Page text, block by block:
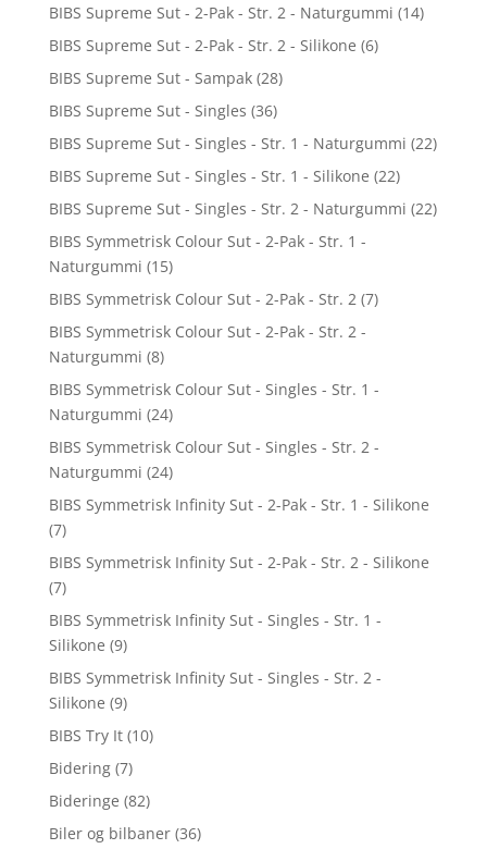
BIBS Supreme Sut - 2-Pak - Str. 2 - Naturgummi (14)
BIBS Supreme Sut - 2-Pak - Str. 2 - Silikone (6)
BIBS Supreme Sut - Sampak (28)
BIBS Supreme Sut - Singles (36)
BIBS Supreme Sut - Singles - Str. 1 - Naturgummi (22)
BIBS Supreme Sut - Singles - Str. 1 - Silikone (22)
BIBS Supreme Sut - Singles - Str. 2 - Naturgummi (22)
BIBS Symmetrisk Colour Sut - 2-Pak - Str. 1 -
Naturgummi (15)
BIBS Symmetrisk Colour Sut - 2-Pak - Str. 2 (7)
BIBS Symmetrisk Colour Sut - 2-Pak - Str. 2 -
Naturgummi (8)
BIBS Symmetrisk Colour Sut - Singles - Str. 1 -
Naturgummi (24)
BIBS Symmetrisk Colour Sut - Singles - Str. 2 -
Naturgummi (24)
BIBS Symmetrisk Infinity Sut - 2-Pak - Str. 1 - Silikone
(7)
BIBS Symmetrisk Infinity Sut - 2-Pak - Str. 2 - Silikone
(7)
BIBS Symmetrisk Infinity Sut - Singles - Str. 1 -
Silikone (9)
BIBS Symmetrisk Infinity Sut - Singles - Str. 2 -
Silikone (9)
BIBS Try It (10)
Bidering (7)
Bideringe (82)
Biler og bilbaner (36)